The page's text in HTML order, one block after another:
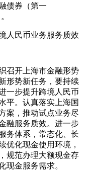
债券（第一
人民币业务服务质效
召开上海市金融形势
形势新任务，要持续
一步提升跨境人民币
平。认真落实上海国
案，推动试点业务尽
融服务质效。进一步
务体系，常态化、长
优化现金使用环境，
规范办理大额现金存
现金服务需求。